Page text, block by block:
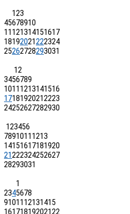
123
45678910
11 121314151617
18192021222324
25262728293031
12
3456789
1011 1213141516
17181920212223
24252627282930
123456
7891011 1213
14151617181920
21222324252627
28293031
1
2345678
91011 12131415
16171819202122